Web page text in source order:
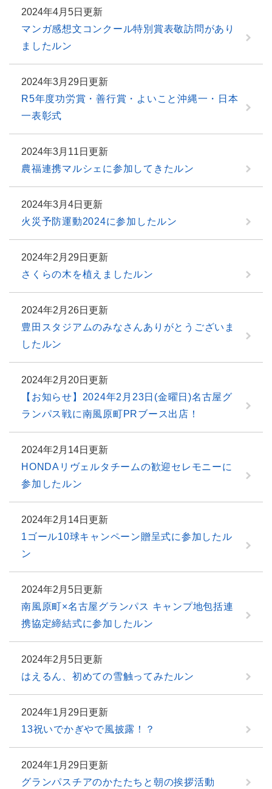
2024年4月5日更新
マンガ感想文コンクール特別賞表敬訪問があり
ましたルン
2024年3月29日更新
R5年度功労賞・善行賞・よいこと沖縄一・日本
一表彰式
2024年3月11日更新
農福連携マルシェに参加してきたルン
2024年3月4日更新
火災予防運動2024に参加したルン
2024年2月29日更新
さくらの木を植えましたルン
2024年2月26日更新
豊田スタジアムのみなさんありがとうございま
したルン
2024年2月20日更新
【お知らせ】2024年2月23日(金曜日)名古屋グ
ランパス戦に南風原町PRブース出店！
2024年2月14日更新
HONDAリヴェルタチームの歓迎セレモニーに
参加したルン
2024年2月14日更新
1ゴール10球キャンペーン贈呈式に参加したル
ン
2024年2月5日更新
南風原町×名古屋グランパス キャンプ地包括連
携協定締結式に参加したルン
2024年2月5日更新
はえるん、初めての雪触ってみたルン
2024年1月29日更新
13祝いでかぎやで風披露！？
2024年1月29日更新
グランパスチアのかたたちと朝の挨拶活動